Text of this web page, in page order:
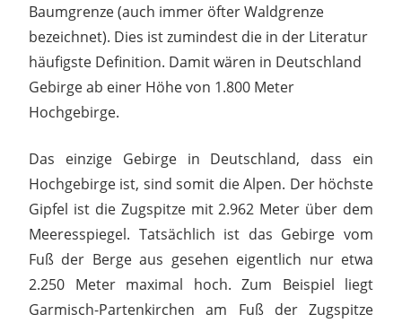
Baumgrenze (auch immer öfter Waldgrenze
bezeichnet). Dies ist zumindest die in der Literatur
häufigste Definition. Damit wären in Deutschland
Gebirge ab einer Höhe von 1.800 Meter
Hochgebirge.
Das einzige Gebirge in Deutschland, dass ein
Hochgebirge ist, sind somit die Alpen. Der höchste
Gipfel ist die Zugspitze mit 2.962 Meter über dem
Meeresspiegel. Tatsächlich ist das Gebirge vom
Fuß der Berge aus gesehen eigentlich nur etwa
2.250 Meter maximal hoch. Zum Beispiel liegt
Garmisch-Partenkirchen am Fuß der Zugspitze